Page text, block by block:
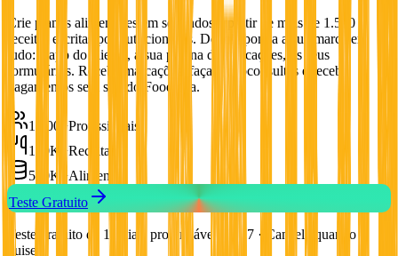
Crie planos alimentares em segundos a partir de mais de 1.500
receitas escritas por nutricionistas. Depois ponha a sua marca em
tudo: a app do cliente, a sua página de marcações, os seus
formulários. Receba marcações, faça videoconsultas e receba
pagamentos sem sair do Foodzilla.
1,000+Profissionais
100K+Receitas
500K+Alimentos
Teste Gratuito
Teste gratuito de 10 dias, prolongável até 17 · Cancele quando
quiser